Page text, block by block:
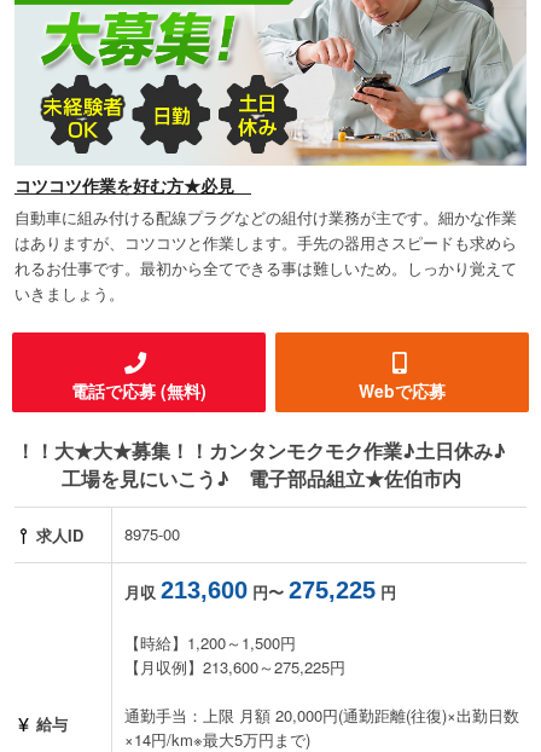
コツコツ作業を好む方★必見
自動車に組み付ける配線プラグなどの組付け業務が主です。細かな作業
はありますが、コツコツと作業します。手先の器用さスピードも求めら
れるお仕事です。最初から全てできる事は難しいため。しっかり覚えて
いきましょう。
電話で応募 (無料) Webで応募
！！大★大★募集！！カンタンモクモク作業♪土日休み♪
工場を見にいこう♪ 電子部品組立★佐伯市内
求人ID 8975-00
給与
月収 213,600 円〜 275,225 円
【時給】1,200～1,500円
【月収例】213,600～275,225円
通勤手当：上限 月額 20,000円(通勤距離(往復)×出勤日数
×14円/km※最大5万円まで)